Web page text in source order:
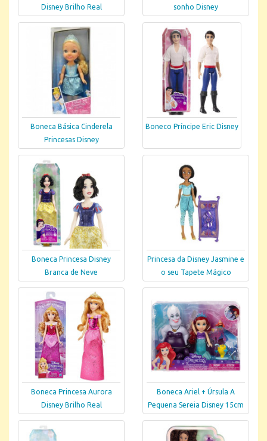
Disney Brilho Real sonho Disney
Boneca Básica Cinderela
Princesas Disney
Boneco Príncipe Eric Disney
Boneca Princesa Disney
Branca de Neve
Princesa da Disney Jasmine e
o seu Tapete Mágico
Boneca Princesa Aurora
Disney Brilho Real
Boneca Ariel + Úrsula A
Pequena Sereia Disney 15cm